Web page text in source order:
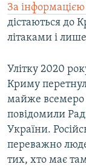
За інформацією
дістаються до
літаками і
Улітку 2020
Криму
майже всемеро
повідомили
України.
переважно
тих, хто має